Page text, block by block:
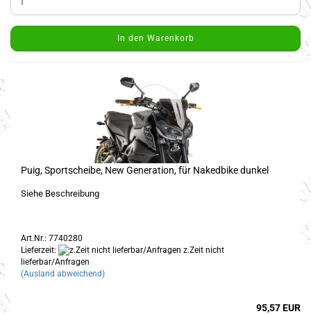
In den Warenkorb
Puig, Sportscheibe, New Generation, für Nakedbike dunkel
Siehe Beschreibung
Art.Nr.: 7740280
Lieferzeit:
z.Zeit nicht
lieferbar/Anfragen
(Ausland abweichend)
95,57 EUR